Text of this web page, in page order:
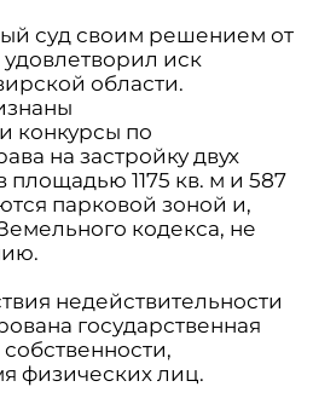
суд своим решением от
удовлетворил иск
области.
конкурсы по
на застройку двух
площадью 1175 кв. м и 587
парковой зоной и,
кодекса, не
недействительности
государственная
физических лиц.